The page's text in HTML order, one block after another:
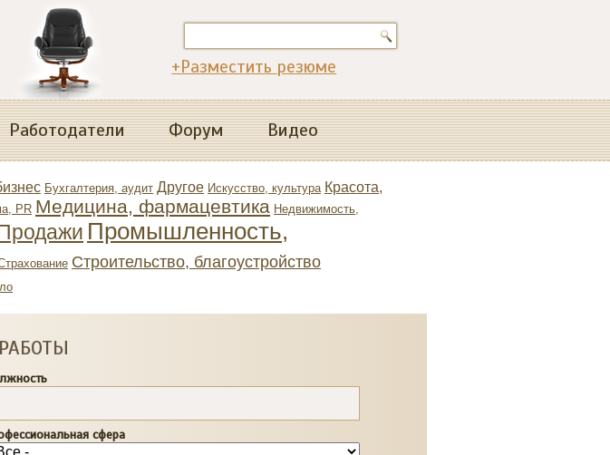
+Разместить резюме
Работодатели Форум Видео
Бухгалтерия, аудит Другое Искусство, культура Красота,
PR Медицина, фармацевтика Недвижимость,
Промышленность,
Строительство, благоустройство
сфера